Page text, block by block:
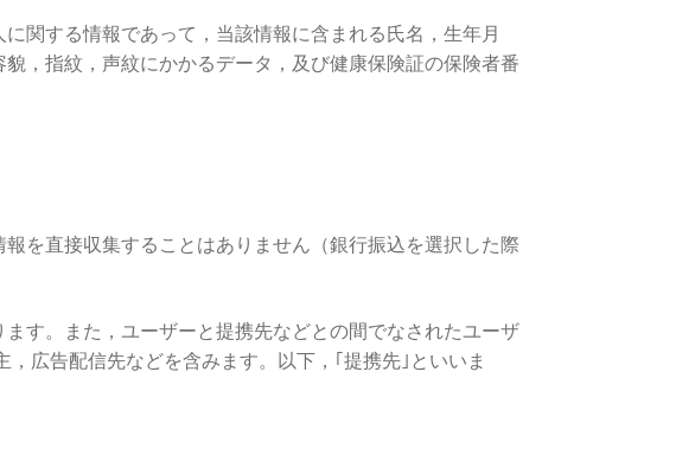
関する情報であって，当該情報に含まれる氏名，生年月
，指紋，声紋にかかるデータ，及び健康保険証の保険者番
を直接収集することはありません（銀行振込を選択した際
す。また，ユーザーと提携先などとの間でなされたユーザ
広告配信先などを含みます。以下，｢提携先｣といいま